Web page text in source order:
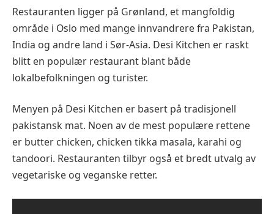
Restauranten ligger på Grønland, et mangfoldig
område i Oslo med mange innvandrere fra Pakistan,
India og andre land i Sør-Asia. Desi Kitchen er raskt
blitt en populær restaurant blant både
lokalbefolkningen og turister.
Menyen på Desi Kitchen er basert på tradisjonell
pakistansk mat. Noen av de mest populære rettene
er butter chicken, chicken tikka masala, karahi og
tandoori. Restauranten tilbyr også et bredt utvalg av
vegetariske og veganske retter.